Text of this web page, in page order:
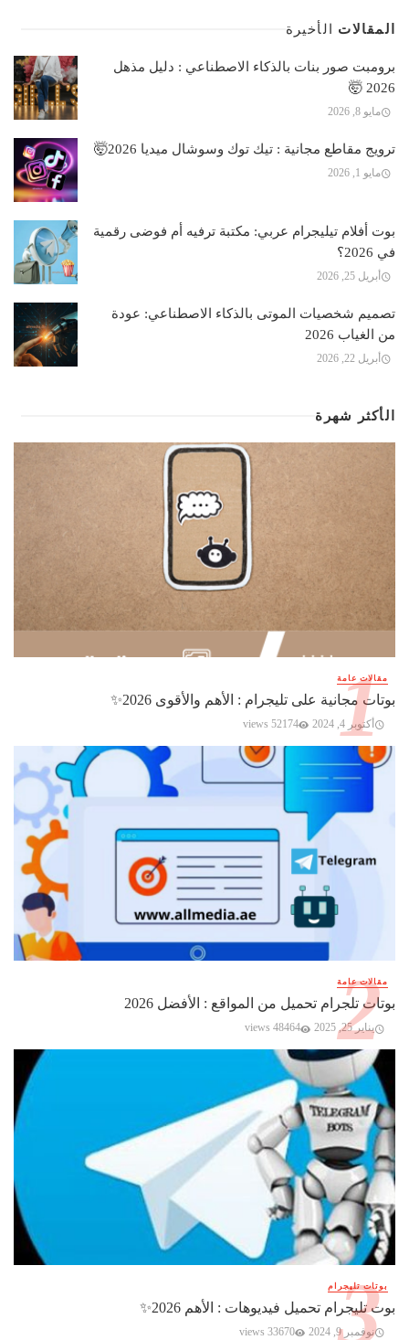
المقالات الأخيرة
برومبت صور بنات بالذكاء الاصطناعي : دليل مذهل
2026 🤯
مايو 8, 2026
ترويج مقاطع مجانية : تيك توك وسوشال ميديا 2026🤯
مايو 1, 2026
بوت أفلام تيليجرام عربي: مكتبة ترفيه أم فوضى رقمية
في 2026؟
أبريل 25, 2026
تصميم شخصيات الموتى بالذكاء الاصطناعي: عودة
من الغياب 2026
أبريل 22, 2026
الأكثر شهرة
مقالات عامة
بوتات مجانية على تليجرام : الأهم والأقوى 2026✨️
أكتوبر 4, 2024 52174 views
مقالات عامة
بوتات تلجرام تحميل من المواقع : الأفضل 2026
يناير 25, 2025 48464 views
بوتات تليجرام
بوت تليجرام تحميل فيديوهات : الأهم 2026✨️
نوفمبر 9, 2024 33670 views